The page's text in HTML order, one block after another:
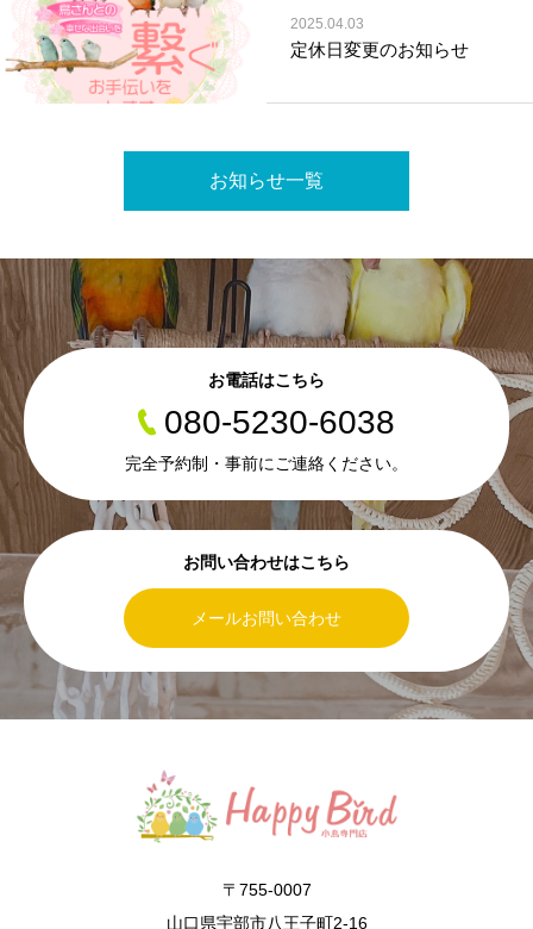
2025.04.03
定休日変更のお知らせ
お知らせ一覧
お問い合わせはこちら
メールお問い合わせ
お電話はこちら
080-5230-6038
完全予約制・事前にご連絡ください。
〒755-0007
山口県宇部市八王子町2-16